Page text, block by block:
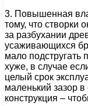
3. Повышенная
тому, что створки
за разбухании
усаживающихся
мало подстругать
хуже, в случае
целый срок
маленький зазор
конструкция –